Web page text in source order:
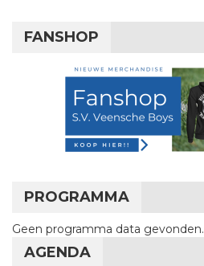
FANSHOP
PROGRAMMA
Geen programma data gevonden.
AGENDA